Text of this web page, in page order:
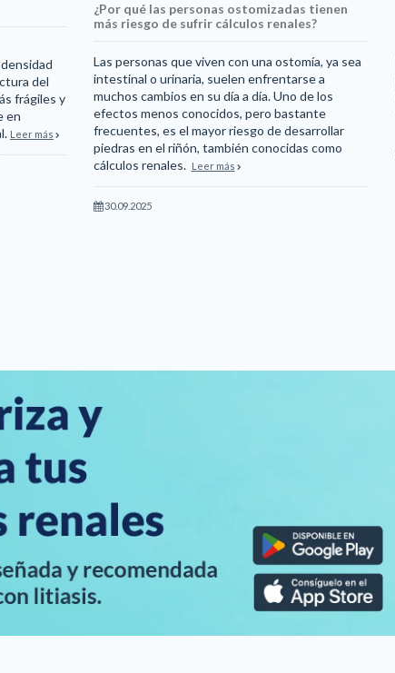
del
frágiles y
en
Leer más
¿Por qué las personas ostomizadas tienen
más riesgo de sufrir cálculos renales?
Las personas que viven con una ostomía, ya sea
intestinal o urinaria, suelen enfrentarse a
muchos cambios en su día a día. Uno de los
efectos menos conocidos, pero bastante
frecuentes, es el mayor riesgo de desarrollar
piedras en el riñón, también conocidas como
cálculos renales. Leer más
30.09.2025